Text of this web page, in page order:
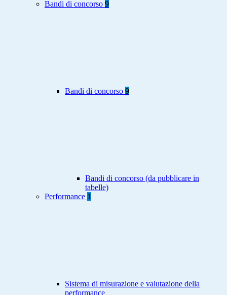
Bandi di concorso 9
Bandi di concorso 9
Bandi di concorso (da pubblicare in
tabelle)
Performance 1
Sistema di misurazione e valutazione della
performance